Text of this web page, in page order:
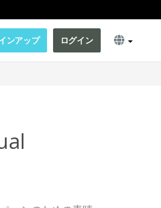
ンアップ ログイン